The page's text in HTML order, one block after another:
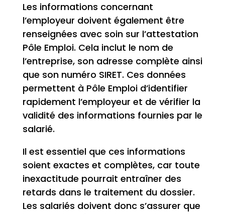
Les informations concernant
l’employeur doivent également être
renseignées avec soin sur l’attestation
Pôle Emploi. Cela inclut le nom de
l’entreprise, son adresse complète ainsi
que son numéro SIRET. Ces données
permettent à Pôle Emploi d’identifier
rapidement l’employeur et de vérifier la
validité des informations fournies par le
salarié.
Il est essentiel que ces informations
soient exactes et complètes, car toute
inexactitude pourrait entraîner des
retards dans le traitement du dossier.
Les salariés doivent donc s’assurer que